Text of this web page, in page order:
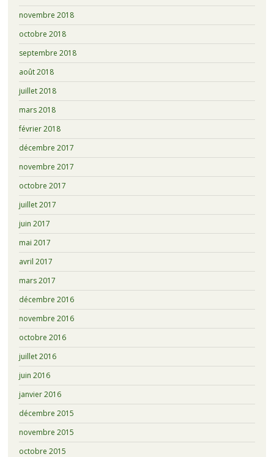
novembre 2018
octobre 2018
septembre 2018
août 2018
juillet 2018
mars 2018
février 2018
décembre 2017
novembre 2017
octobre 2017
juillet 2017
juin 2017
mai 2017
avril 2017
mars 2017
décembre 2016
novembre 2016
octobre 2016
juillet 2016
juin 2016
janvier 2016
décembre 2015
novembre 2015
octobre 2015